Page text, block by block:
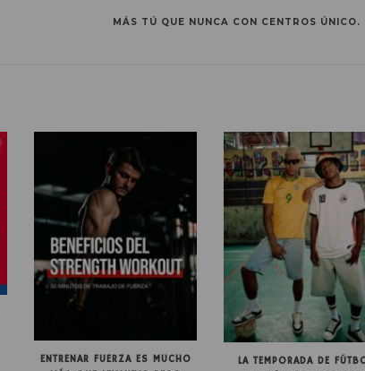
MÁS TÚ QUE NUNCA CON CENTROS ÚNICO.
ENTRENAR FUERZA ES MUCHO
LA TEMPORADA DE